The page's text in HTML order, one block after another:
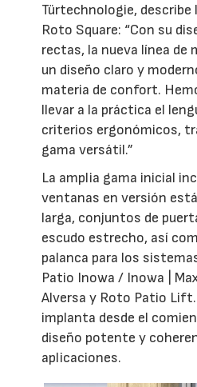
Türtechnologie,
Roto Square: “Con su
rectas, la nueva línea de
un diseño claro y
materia de confort.
llevar a la práctica el
criterios ergonómicos,
gama versátil.”
La amplia gama inicial
ventanas en versión
larga, conjuntos de
escudo estrecho, así
palanca para los
Patio Inowa / Inowa |
Alversa y Roto Patio
implanta desde el
diseño potente y
aplicaciones.